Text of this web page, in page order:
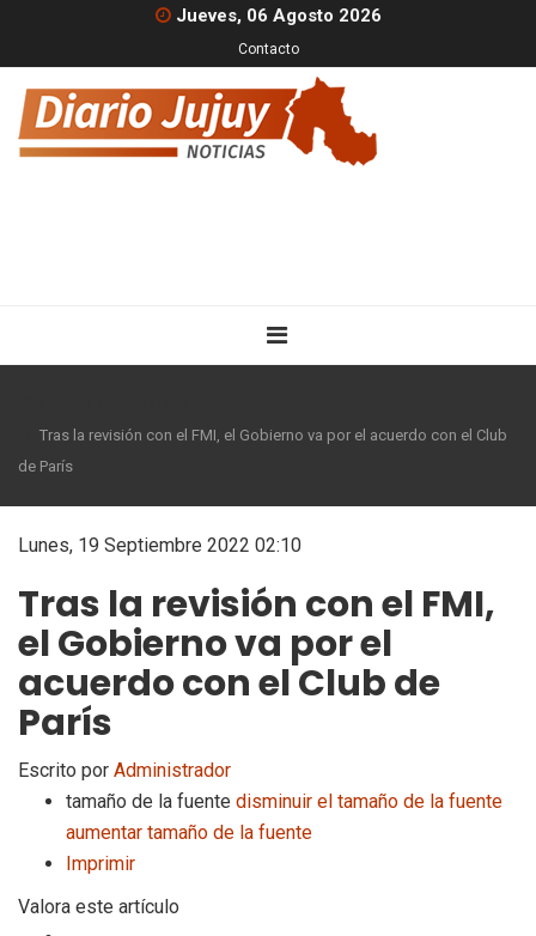
Jueves, 06 Agosto 2026
Contacto
Tras la revisión con el FMI, el Gobierno va por el acuerdo con el Club
de París
Lunes, 19 Septiembre 2022 02:10
Tras la revisión con el FMI,
el Gobierno va por el
acuerdo con el Club de
París
Escrito por Administrador
tamaño de la fuente disminuir el tamaño de la fuente
aumentar tamaño de la fuente
Imprimir
Valora este artículo